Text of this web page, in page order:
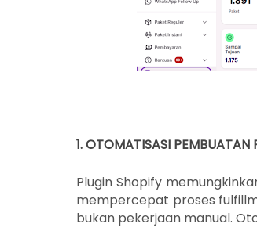
1. OTOMATISASI PEMBUATAN
Plugin Shopify
mempercepat proses
bukan pekerjaan manual.